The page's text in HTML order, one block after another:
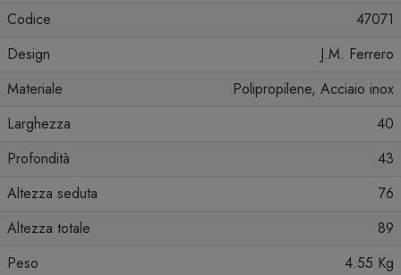
Codice
47071
Design
J.M. Ferrero
Materiale
Polipropilene, Acciaio inox
Larghezza
40
Profondità
43
Altezza seduta
76
Altezza totale
89
Peso
4.55 Kg